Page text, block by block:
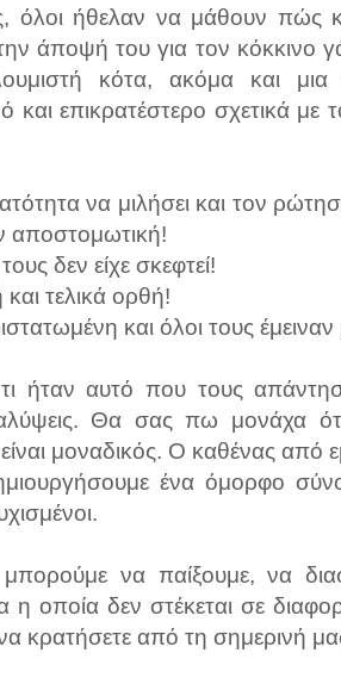
ήθελαν να μάθουν πώς
άποψή του για τον κόκκινο
κότα, ακόμα και
και επικρατέστερο σχετικά
να μιλήσει και τον
αποστομωτική!
δεν είχε σκεφτεί!
τελικά ορθή!
και όλοι τους έμειναν
ήταν αυτό που τους
Θα σας πω μονάχα
μοναδικός. Ο καθένας από
ένα όμορφο
μπορούμε να παίξουμε, να
η οποία δεν στέκεται σε
κρατήσετε από τη σημερινή